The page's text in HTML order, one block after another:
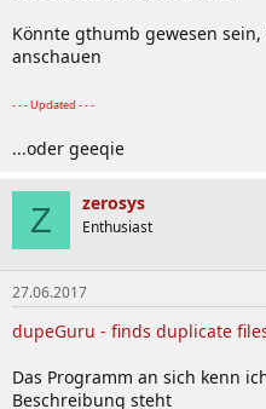
Könnte gthumb gewesen
anschauen
- - - Updated - - -
...oder geeqie
Z zerosys
Enthusiast
27.06.2017
dupeGuru - finds duplicate
Das Programm an sich kenn
Beschreibung steht